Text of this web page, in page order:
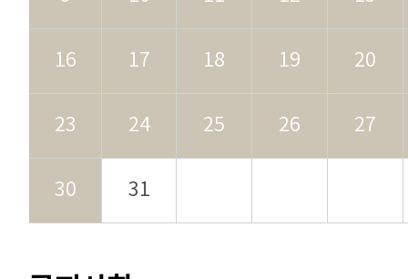
16 17 18 19 20
23 24 25 26 27
30 31